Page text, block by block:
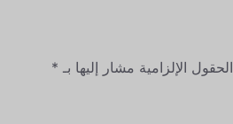
الحقول الإلزامية مشار إليها بـ *